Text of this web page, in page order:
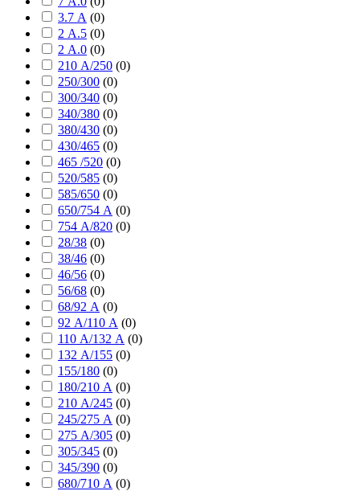
3.7 А (0)
2 А.5 (0)
2 А.0 (0)
210 А/250 (0)
250/300 (0)
300/340 (0)
340/380 (0)
380/430 (0)
430/465 (0)
465 /520 (0)
520/585 (0)
585/650 (0)
650/754 А (0)
754 А/820 (0)
28/38 (0)
38/46 (0)
46/56 (0)
56/68 (0)
68/92 А (0)
92 А/110 А (0)
110 А/132 А (0)
132 А/155 (0)
155/180 (0)
180/210 А (0)
210 А/245 (0)
245/275 А (0)
275 А/305 (0)
305/345 (0)
345/390 (0)
680/710 А (0)